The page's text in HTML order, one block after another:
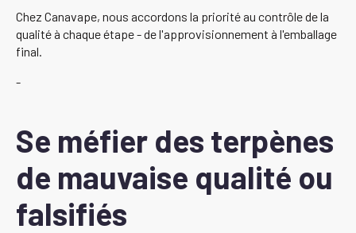
Chez Canavape, nous accordons la priorité au contrôle de la
qualité à chaque étape - de l'approvisionnement à l'emballage
final.
-
Se méfier des terpènes
de mauvaise qualité ou
falsifiés